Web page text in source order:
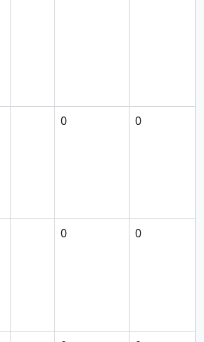
0 0
0 0